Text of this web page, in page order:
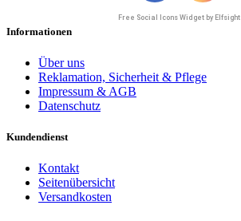
Free Social Icons Widget by Elfsight
Informationen
Über uns
Reklamation, Sicherheit & Pflege
Impressum & AGB
Datenschutz
Kundendienst
Kontakt
Seitenübersicht
Versandkosten